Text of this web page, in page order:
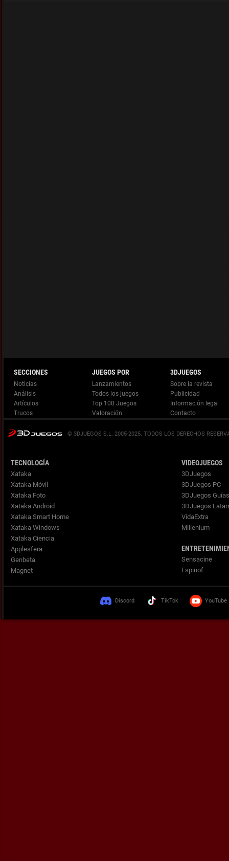
Noticias
Análisis
Artículos
Trucos
Lanzamientos
Todos los juegos
Top 100 Juegos
Valoración
Información legal
© 3DJUEGOS S.L. 2005-2025.
TECNOLOGÍA
Xataka
Xataka Móvil
Xataka Foto
Xataka Android
Xataka Smart Home
Xataka Windows
Xataka Ciencia
Applesfera
Genbeta
Magnet
VIDEOJUEGOS
3DJuegos
3DJuegos PC
3DJuegos
3DJuegos
VidaExtra
Millenium
Sensacine
Espinof
Discord TikTok YouTube